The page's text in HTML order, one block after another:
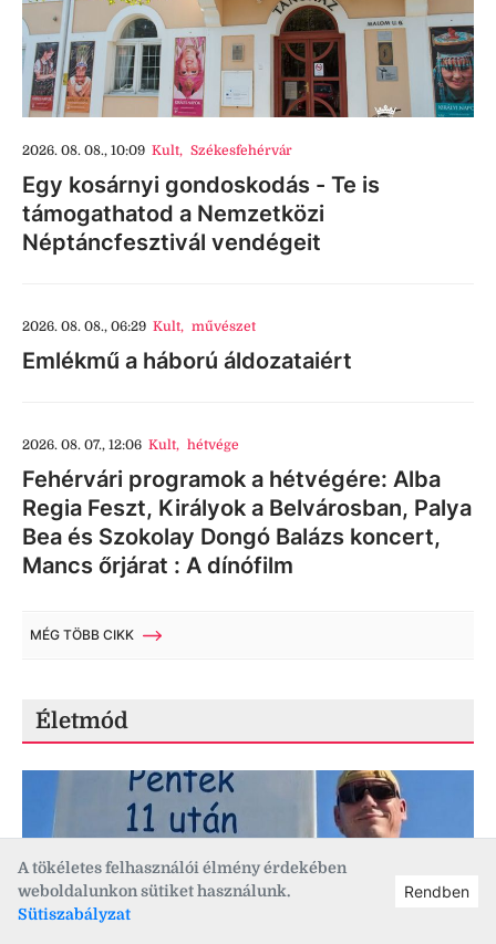
A tökéletes felhasználói élmény érdekében
weboldalunkon sütiket használunk.
Sütiszabályzat
Rendben
2026. 08. 08., 10:09 Kult, Székesfehérvár
Egy kosárnyi gondoskodás - Te is
támogathatod a Nemzetközi
Néptáncfesztivál vendégeit
2026. 08. 08., 06:29 Kult, művészet
Emlékmű a háború áldozataiért
2026. 08. 07., 12:06 Kult, hétvége
Fehérvári programok a hétvégére: Alba
Regia Feszt, Királyok a Belvárosban, Palya
Bea és Szokolay Dongó Balázs koncert,
Mancs őrjárat : A dínófilm
MÉG TÖBB CIKK
Életmód